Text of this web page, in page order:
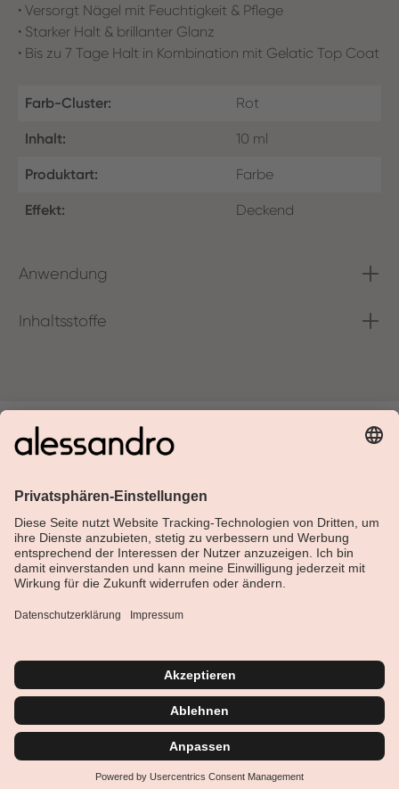
• Versorgt Nägel mit Feuchtigkeit & Pflege
• Starker Halt & brillanter Glanz
• Bis zu 7 Tage Halt in Kombination mit Gelatic Top Coat
Farb-Cluster: Rot
Inhalt: 10 ml
Produktart: Farbe
Effekt: Deckend
Anwendung
Inhaltsstoffe
Über Alessandro
Shop
Deutsch